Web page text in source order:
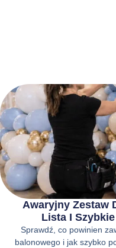
Awaryjny Zestaw
Lista I
Sprawdź, co powinien
balonowego i jak szybko